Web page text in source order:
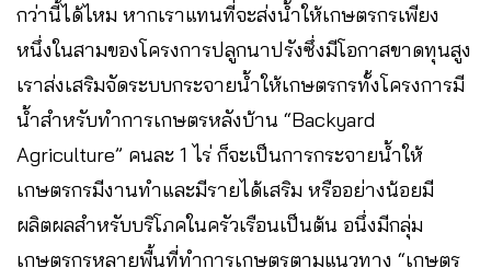
กว่านี้ได้ไหม หากเราแทนที่จะส่งน้ำให้เกษตรกรเพียง
หนึ่งในสามของโครงการปลูกนาปรังซึ่งมีโอกาสขาดทุนสูง
เราส่งเสริมจัดระบบกระจายน้ำให้เกษตรกรทั้งโครงการมี
น้ำสำหรับทำการเกษตรหลังบ้าน “Backyard
Agriculture” คนละ 1 ไร่ ก็จะเป็นการกระจายน้ำให้
เกษตรกรมีงานทำและมีรายได้เสริม หรืออย่างน้อยมี
ผลิตผลสำหรับบริโภคในครัวเรือนเป็นต้น อนึ่งมีกลุ่ม
เกษตรกรหลายพื้นที่ทำการเกษตรตามแนวทาง “เกษตร